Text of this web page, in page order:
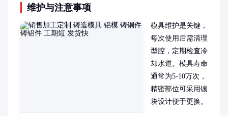
维护与注意事项
模具维护是关键，
每次使用后需清理
型腔，定期检查冷
却水道。模具寿命
通常为5-10万次，
精密部位可采用镶
块设计便于更换。